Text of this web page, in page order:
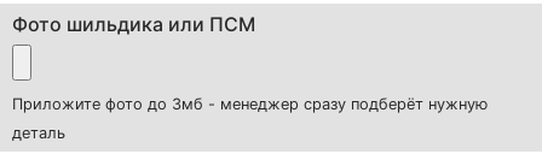
Фото шильдика или ПСМ
Приложите фото до 3мб - менеджер сразу подберёт нужную
деталь